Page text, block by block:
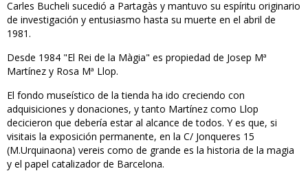
Carles Bucheli sucedió a Partagàs y mantuvo su espíritu originario
de investigación y entusiasmo hasta su muerte en el abril de
1981.
Desde 1984 "El Rei de la Màgia" es propiedad de Josep Mª
Martínez y Rosa Mª Llop.
El fondo museístico de la tienda ha ido creciendo con
adquisiciones y donaciones, y tanto Martínez como Llop
decicieron que debería estar al alcance de todos. Y es que, si
visitais la exposición permanente, en la C/ Jonqueres 15
(M.Urquinaona) vereis como de grande es la historia de la magia
y el papel catalizador de Barcelona.